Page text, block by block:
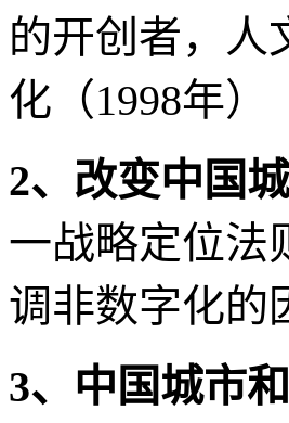
的开创者，人
化（1998年）
2、改变中国
一战略定位法
调非数字化的
3、中国城市